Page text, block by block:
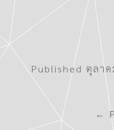
Published ตุลา
←